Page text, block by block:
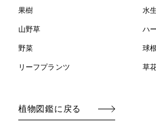
果樹 水
山野草 ハ
野菜 球根
リーフプランツ 草
植物図鑑に戻る